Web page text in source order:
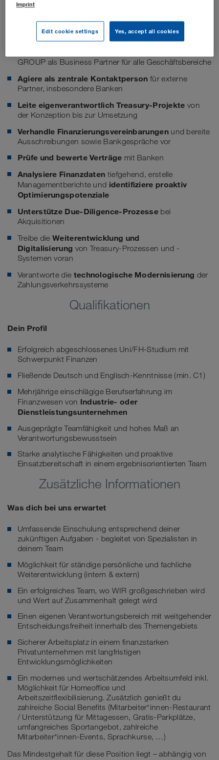
Deine Aufgaben
GROUP als Business Partner für alle Geschäftsbereiche
Agiere als zentrale Kontaktperson für externe
Partner, insbesondere Banken
Leite eigenverantwortlich Treasury-Projekte von
der Konzeption bis zur Umsetzung
Verhandle Finanzierungsvereinbarungen und bereite
Ausschreibungen sowie Bankgespräche vor
Prüfe und bewerte Verträge mit Banken
Analysiere Finanzdaten tiefgehend, erstelle
Managementberichte und identifiziere proaktiv
Optimierungspotenziale
Unterstütze Due-Diligence-Prozesse bei
Akquisitionen
Treibe dieWeiterentwicklung und
Digitalisierung von Treasury-Prozessen und -
Systemen voran
Verantworte die technologische Modernisierung der
Zahlungsverkehrssysteme
Qualifikationen
Dein Profil
Erfolgreich abgeschlossenes Uni/FH-Studium mit
Schwerpunkt Finanzen
Fließende Deutsch und Englisch-Kenntnisse (min. C1)
Mehrjährige einschlägige Berufserfahrung im
Finanzwesen von Industrie- oder
Dienstleistungsunternehmen
Ausgeprägte Teamfähigkeit und hohes Maß an
Verantwortungsbewusstsein
Starke analytische Fähigkeiten und proaktive
Einsatzbereitschaft in einem ergebnisorientierten Team
Zusätzliche Informationen
Was dich bei uns erwartet
Umfassende Einschulung entsprechend deiner
zukünftigen Aufgaben - begleitet von Spezialisten in
deinem Team
Möglichkeit für ständige persönliche und fachliche
Weiterentwicklung (intern & extern)
Ein erfolgreiches Team, wo WIR großgeschrieben wird
und Wert auf Zusammenhalt gelegt wird
Einen eigenen Verantwortungsbereich mit weitgehender
Entscheidungsfreiheit innerhalb des Themengebiets
Sicherer Arbeitsplatz in einem finanzstarken
Privatunternehmen mit langfristigen
Entwicklungsmöglichkeiten
Ein modernes und wertschätzendes Arbeitsumfeld inkl.
Möglichkeit für Homeoffice und
Arbeitszeitflexibilisierung. Zusätzlich genießt du
zahlreiche Social Benefits (Mitarbeiter*innen-Restaurant
/ Unterstützung für Mittagessen, Gratis-Parkplätze,
umfangreiches Sportangebot, zahlreiche
Mitarbeiter*innen-Events, Sprachkurse, …)
Das Mindestgehalt für diese Position liegt – abhängig von
Imprint
Edit cookie settings Yes, accept all cookies